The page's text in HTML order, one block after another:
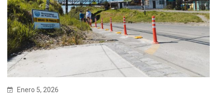
Enero 5, 2026